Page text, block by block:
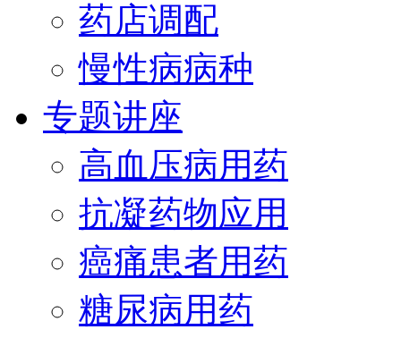
药店调配
慢性病病种
专题讲座
高血压病用药
抗凝药物应用
癌痛患者用药
糖尿病用药